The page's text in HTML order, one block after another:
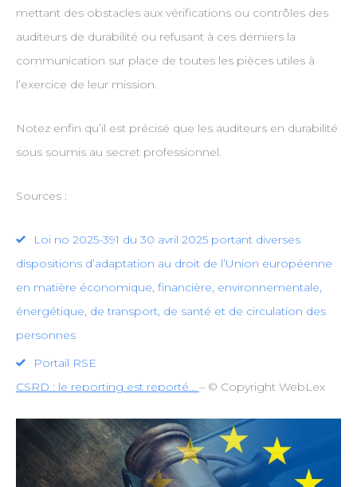
mettant des obstacles aux vérifications ou contrôles des
auditeurs de durabilité ou refusant à ces derniers la
communication sur place de toutes les pièces utiles à
l’exercice de leur mission.
Notez enfin qu’il est précisé que les auditeurs en durabilité
sous soumis au secret professionnel.
Sources :
Loi no 2025-391 du 30 avril 2025 portant diverses
dispositions d’adaptation au droit de l’Union européenne
en matière économique, financière, environnementale,
énergétique, de transport, de santé et de circulation des
personnes
Portail RSE
CSRD : le reporting est reporté… – © Copyright WebLex